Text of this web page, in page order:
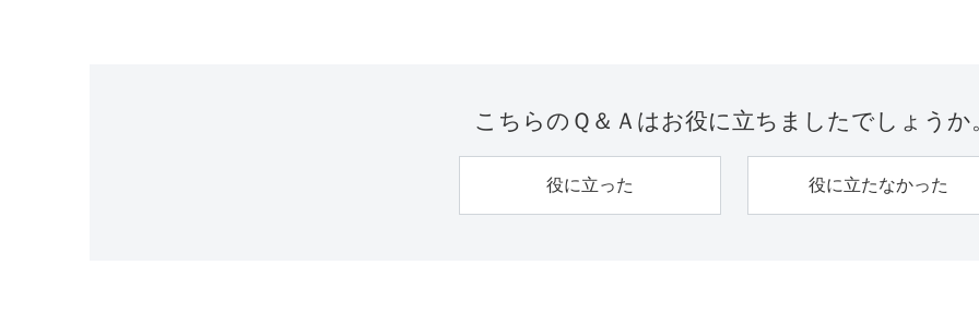
こちらのＱ＆Ａは お役に立ちましたでしょうか
役に立った 役に立たなかった